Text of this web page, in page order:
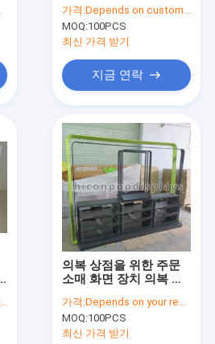
가격:Depends on customer's needs
MOQ:100PCS
최신 가격 받기
지금 연락
의복 상점을 위한 주문
소매 화면 장치 의복 진
가격:Depends on your requirements
MOQ:100PCS
최신 가격 받기